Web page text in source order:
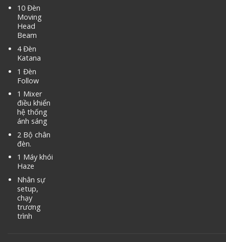
10 Đèn
Moving
Head
Beam
4 Đèn
Katana
1 Đèn
Follow
1 Mixer
điều khiển
hệ thống
ánh sáng
2 Bộ chân
đèn.
1 Máy khói
Haze
Nhân sự
setup,
chạy
trương
trình